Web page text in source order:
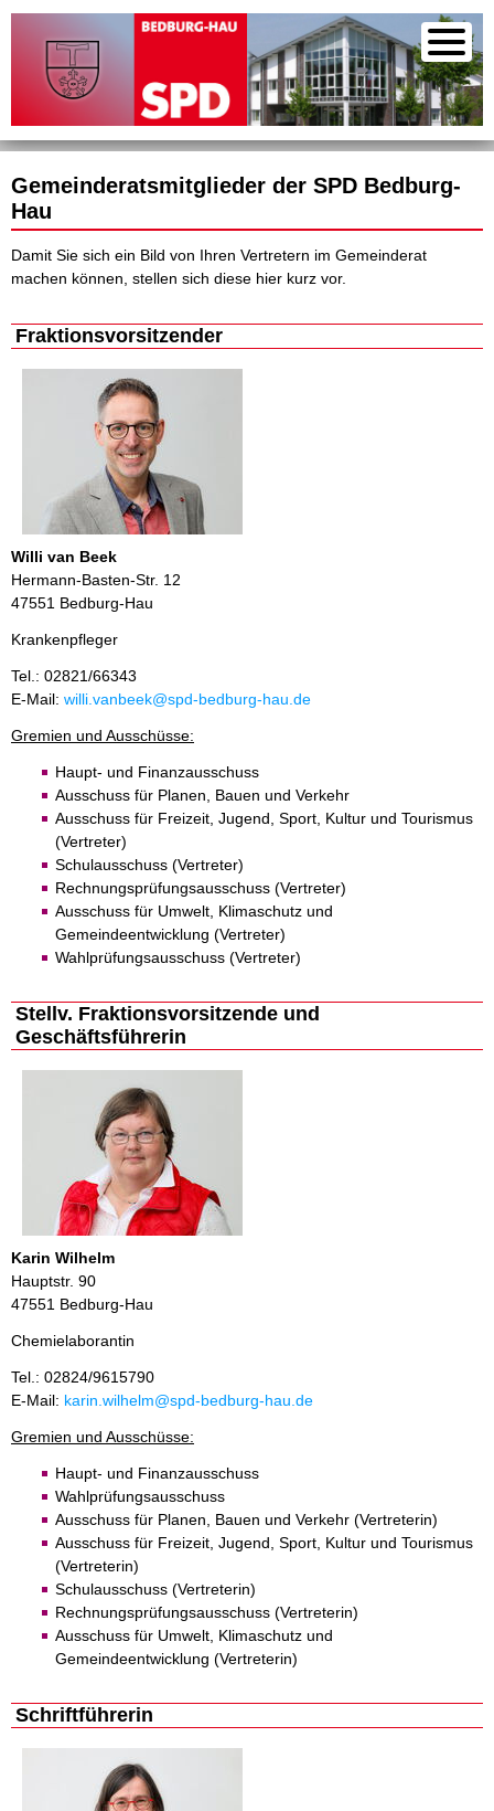
Gemeinderatsmitglieder der SPD Bedburg-
Hau
Damit Sie sich ein Bild von Ihren Vertretern im Gemeinderat
machen können, stellen sich diese hier kurz vor.
Fraktionsvorsitzender
Willi van Beek
Hermann-Basten-Str. 12
47551 Bedburg-Hau
Krankenpfleger
Tel.: 02821/66343
E-Mail: willi.vanbeek@spd-bedburg-hau.de
Gremien und Ausschüsse:
Haupt- und Finanzausschuss
Ausschuss für Planen, Bauen und Verkehr
Ausschuss für Freizeit, Jugend, Sport, Kultur und Tourismus
(Vertreter)
Schulausschuss (Vertreter)
Rechnungsprüfungsausschuss (Vertreter)
Ausschuss für Umwelt, Klimaschutz und
Gemeindeentwicklung (Vertreter)
Wahlprüfungsausschuss (Vertreter)
Stellv. Fraktionsvorsitzende und
Geschäftsführerin
Karin Wilhelm
Hauptstr. 90
47551 Bedburg-Hau
Chemielaborantin
Tel.: 02824/9615790
E-Mail: karin.wilhelm@spd-bedburg-hau.de
Gremien und Ausschüsse:
Haupt- und Finanzausschuss
Wahlprüfungsausschuss
Ausschuss für Planen, Bauen und Verkehr (Vertreterin)
Ausschuss für Freizeit, Jugend, Sport, Kultur und Tourismus
(Vertreterin)
Schulausschuss (Vertreterin)
Rechnungsprüfungsausschuss (Vertreterin)
Ausschuss für Umwelt, Klimaschutz und
Gemeindeentwicklung (Vertreterin)
Schriftführerin